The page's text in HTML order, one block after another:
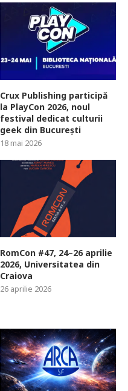
Crux Publishing participă
la PlayCon 2026, noul
festival dedicat culturii
geek din București
18 mai 2026
RomCon #47, 24–26 aprilie
2026, Universitatea din
Craiova
26 aprilie 2026